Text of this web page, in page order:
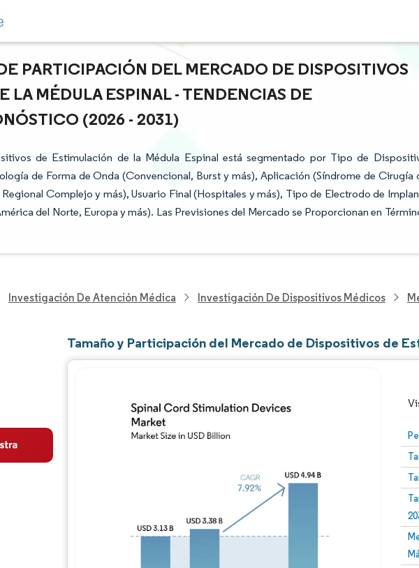
PARTICIPACIÓN DEL MERCADO DE DISPOSITIVOS
LA MÉDULA ESPINAL - TENDENCIAS DE
(2026 - 2031)
de Estimulación de la Médula Espinal está segmentado por Tipo de
de Forma de Onda (Convencional, Burst y más), Aplicación (Síndrome de Cirugía
Complejo y más), Usuario Final (Hospitales y más), Tipo de Electrodo de
del Norte, Europa y más). Las Previsiones del Mercado se Proporcionan en
Investigación De Atención Médica Investigación De Dispositivos Médicos
Tamaño y Participación del Mercado de Dispositivos de
Imagen © Mordor Intelligence. El uso requiere